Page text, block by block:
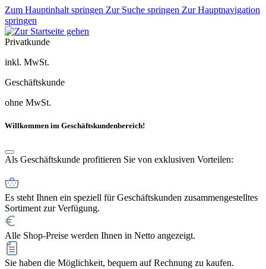
Zum Hauptinhalt springen Zur Suche springen Zur Hauptnavigation
springen
Privatkunde
inkl. MwSt.
Geschäftskunde
ohne MwSt.
Willkommen im Geschäftskundenbereich!
Als Geschäftskunde profitieren Sie von exklusiven Vorteilen:
Es steht Ihnen ein speziell für Geschäftskunden zusammengestelltes
Sortiment zur Verfügung.
Alle Shop-Preise werden Ihnen in Netto angezeigt.
Sie haben die Möglichkeit, bequem auf Rechnung zu kaufen.